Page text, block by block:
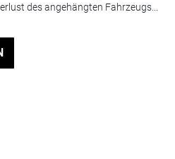
des angehängten Fahrzeugs...